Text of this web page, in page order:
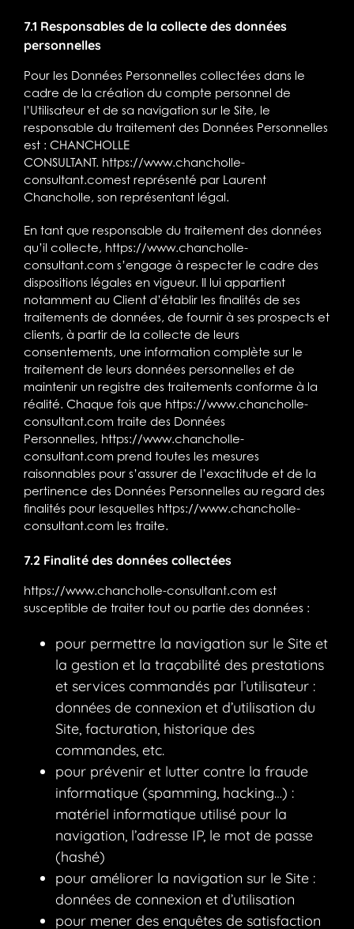
7.1 Responsables de la collecte des données
personnelles
Pour les Données Personnelles collectées dans le
cadre de la création du compte personnel de
l’Utilisateur et de sa navigation sur le Site, le
responsable du traitement des Données Personnelles
est : CHANCHOLLE
CONSULTANT. https://www.chancholle-
consultant.comest représenté par Laurent
Chancholle, son représentant légal.
En tant que responsable du traitement des données
qu’il collecte, https://www.chancholle-
consultant.com s’engage à respecter le cadre des
dispositions légales en vigueur. Il lui appartient
notamment au Client d’établir les finalités de ses
traitements de données, de fournir à ses prospects et
clients, à partir de la collecte de leurs
consentements, une information complète sur le
traitement de leurs données personnelles et de
maintenir un registre des traitements conforme à la
réalité. Chaque fois que https://www.chancholle-
consultant.com traite des Données
Personnelles, https://www.chancholle-
consultant.com prend toutes les mesures
raisonnables pour s’assurer de l’exactitude et de la
pertinence des Données Personnelles au regard des
finalités pour lesquelles https://www.chancholle-
consultant.com les traite.
7.2 Finalité des données collectées
https://www.chancholle-consultant.com est
susceptible de traiter tout ou partie des données :
pour permettre la navigation sur le Site et
la gestion et la traçabilité des prestations
et services commandés par l’utilisateur :
données de connexion et d’utilisation du
Site, facturation, historique des
commandes, etc.
pour prévenir et lutter contre la fraude
informatique (spamming, hacking…) :
matériel informatique utilisé pour la
navigation, l’adresse IP, le mot de passe
(hashé)
pour améliorer la navigation sur le Site :
données de connexion et d’utilisation
pour mener des enquêtes de satisfaction